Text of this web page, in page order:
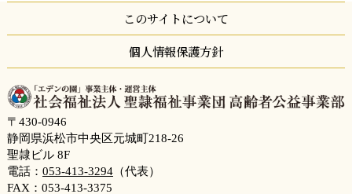
このサイトについて
個人情報保護方針
〒430-0946
静岡県浜松市中央区元城町218-26
聖隷ビル 8F
電話： 053-413-3294（代表）
FAX：053-413-3375